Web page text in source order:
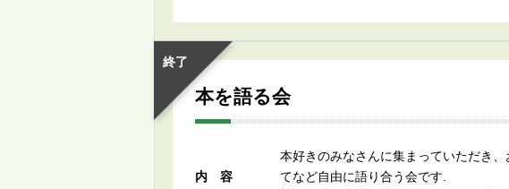
終了
本を語る会
内容
本好きのみなさんに集まっていただき
てなど自由に語り合う会です.